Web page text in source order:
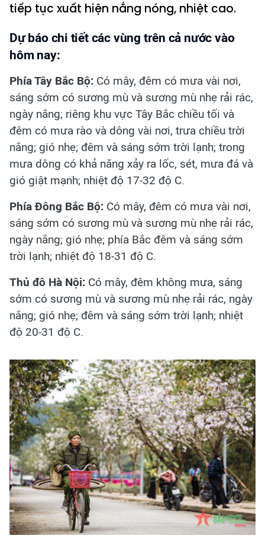
tiếp tục xuất hiện nắng nóng, nhiệt cao.
Dự báo chi tiết các vùng trên cả nước vào
hôm nay:
Phía Tây Bắc Bộ: Có mây, đêm có mưa vài nơi,
sáng sớm có sương mù và sương mù nhẹ rải rác,
ngày nắng; riêng khu vực Tây Bắc chiều tối và
đêm có mưa rào và dông vài nơi, trưa chiều trời
nắng; gió nhẹ; đêm và sáng sớm trời lạnh; trong
mưa dông có khả năng xảy ra lốc, sét, mưa đá và
gió giật mạnh; nhiệt độ 17-32 độ C.
Phía Đông Bắc Bộ: Có mây, đêm có mưa vài nơi,
sáng sớm có sương mù và sương mù nhẹ rải rác,
ngày nắng; gió nhẹ; phía Bắc đêm và sáng sớm
trời lạnh; nhiệt độ 18-31 độ C.
Thủ đô Hà Nội: Có mây, đêm không mưa, sáng
sớm có sương mù và sương mù nhẹ rải rác, ngày
nắng; gió nhẹ; đêm và sáng sớm trời lạnh; nhiệt
độ 20-31 độ C.